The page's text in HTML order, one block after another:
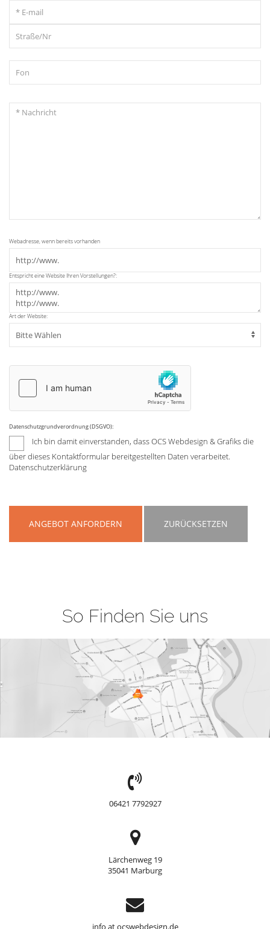
Webadresse, wenn bereits vorhanden
Entspricht eine Website Ihren Vorstellungen?:
Art der Website:
Datenschutzgrundverordnung (DSGVO):
Ich bin damit einverstanden, dass OCS Webdesign & Grafiks die
über dieses Kontaktformular bereitgestellten Daten verarbeitet.
Datenschutzerklärung
ANGEBOT ANFORDERN ZURÜCKSETZEN
So Finden Sie uns
TEL:
06421 7792927
Adresse
Lärchenweg 19
35041 Marburg
Support
info at ocswebdesign.de